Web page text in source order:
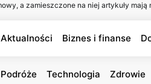
a zamieszczone na niej artykuły
Aktualności Biznes i finanse
Podróże Technologia
Zdrowie